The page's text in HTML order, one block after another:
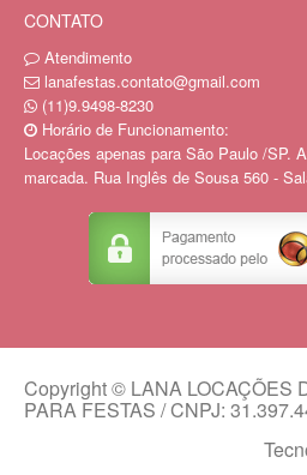
CONTATO
Atendimento
lanafestas.contato@gmail.com
(11)9.9498-8230
Horário de Funcionamento:
Locações apenas para São Paulo /SP.
marcada. Rua Inglês de Sousa 560 -
Copyright © LANA LOCAÇÕES
PARA FESTAS / CNPJ: